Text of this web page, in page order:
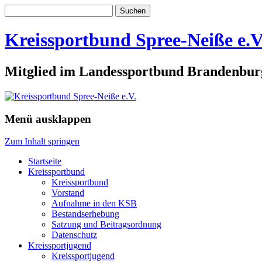
nach:
Kreissportbund Spree-Neiße
Mitglied im Landessportbund
Menü ausklappen
Zum Inhalt springen
Startseite
Kreissportbund
Kreissportbund
Vorstand
Aufnahme in den KSB
Bestandserhebung
Satzung und Beitragsordnung
Datenschutz
Kreissportjugend
Kreissportjugend